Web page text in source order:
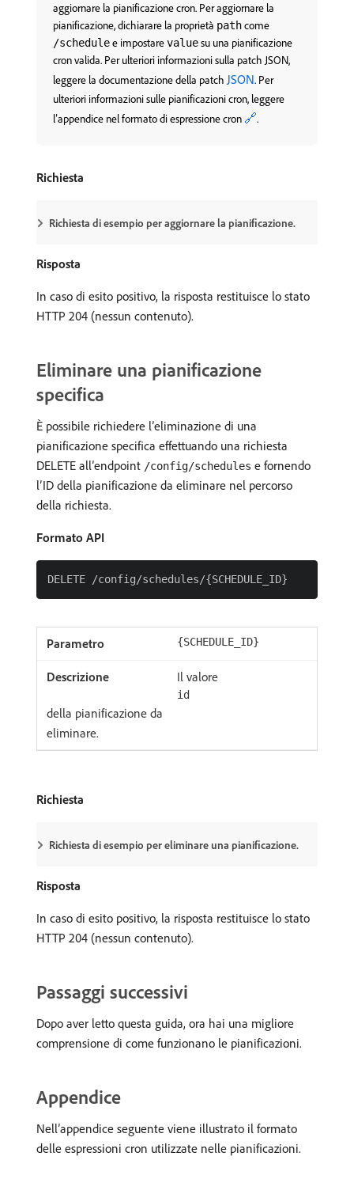
aggiornare la pianificazione cron. Per aggiornare la
pianificazione, dichiarare la proprietà pathcome
/schedulee impostarevaluesu una pianificazione
cron valida. Per ulteriori informazioni sulla patch JSON,
leggere la documentazione della patch JSON. Per
ulteriori informazioni sulle pianificazioni cron, leggere
l’appendice nel formato di espressione cron 🔗.
Richiesta
Richiesta di esempio per aggiornare la pianificazione.
Risposta
In caso di esito positivo, la risposta restituisce lo stato
HTTP 204 (nessun contenuto).
Eliminare una pianificazione
specifica
È possibile richiedere l’eliminazione di una
pianificazione specifica effettuando una richiesta
DELETE all’endpoint /config/schedules e fornendo
l’ID della pianificazione da eliminare nel percorso
della richiesta.
Formato API
{SCHEDULE_ID}
Il valore
id
della pianificazione da
eliminare.
Richiesta
Richiesta di esempio per eliminare una pianificazione.
Risposta
In caso di esito positivo, la risposta restituisce lo stato
HTTP 204 (nessun contenuto).
Passaggi successivi
Dopo aver letto questa guida, ora hai una migliore
comprensione di come funzionano le pianificazioni.
Appendice
Nell’appendice seguente viene illustrato il formato
delle espressioni cron utilizzate nelle pianificazioni.